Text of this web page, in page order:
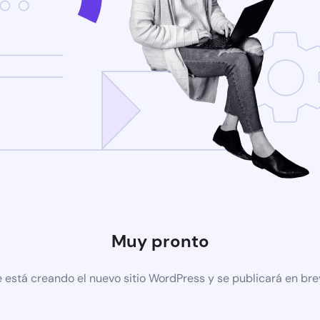
Muy pronto
está creando el nuevo sitio WordPress y se publicará en